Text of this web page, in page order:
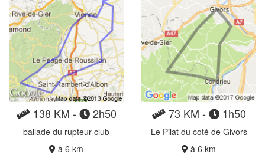
138 KM - 2h50
ballade du rupteur club
à 6 km
73 KM - 1h50
Le Pilat du coté de Givors
à 6 km